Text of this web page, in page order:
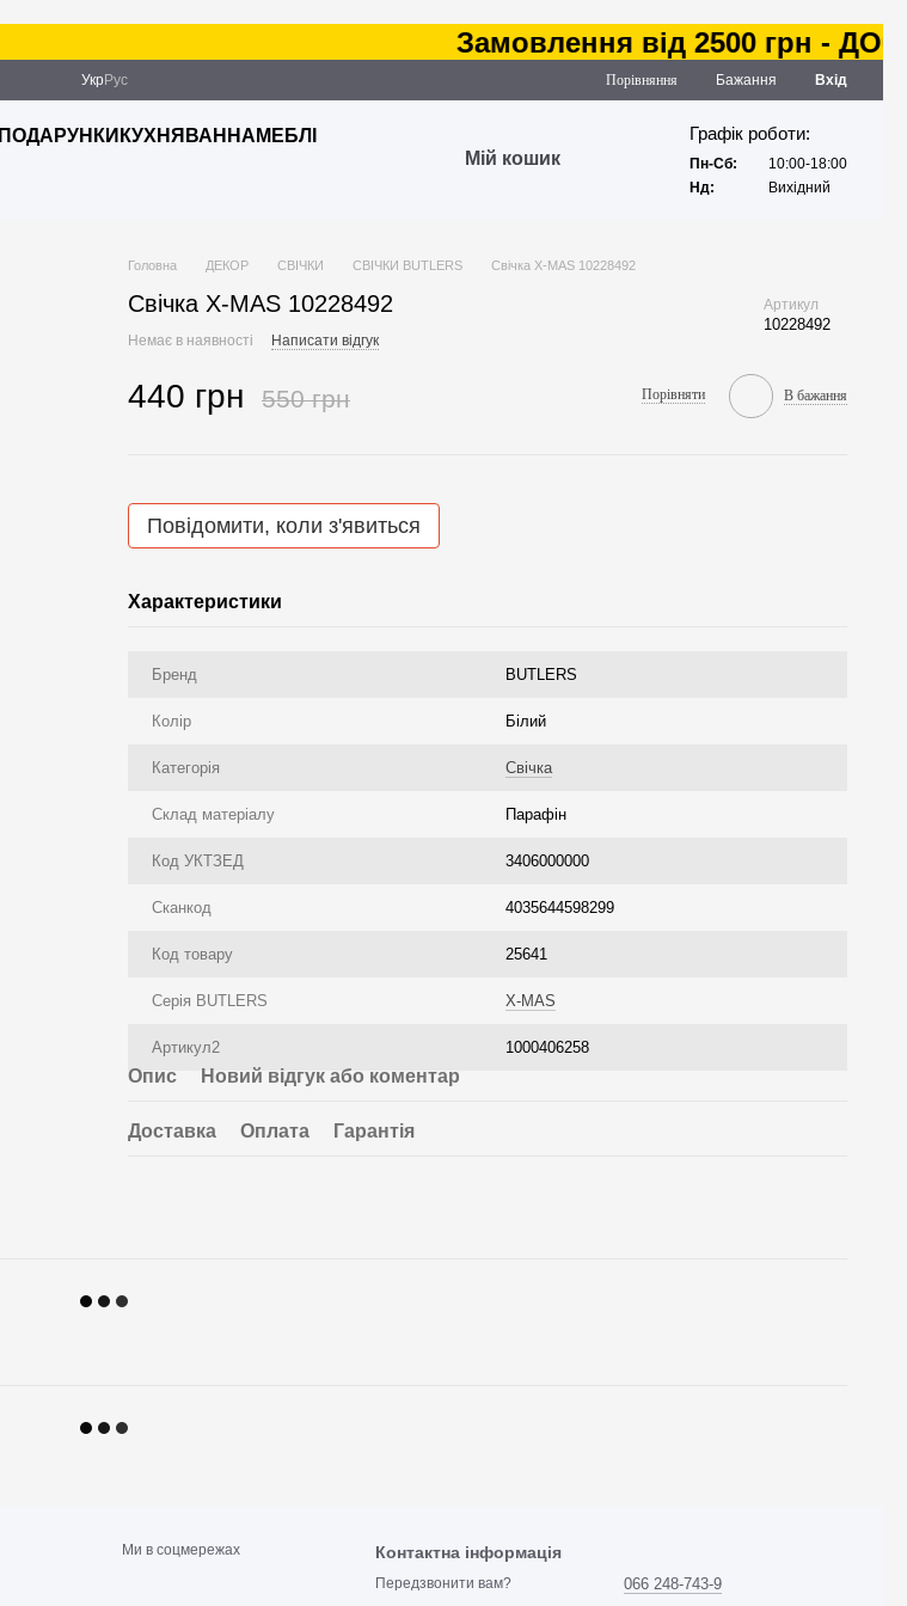
Замовлення від 2500 грн -
Укр Рус Порівняння Бажання Вхід
ПОДАРУНКИ КУХНЯ ВАННА МЕБЛІ
Мій кошик
Графік роботи:
Пн-Сб:
10:00-18:00
Нд:
Вихідний
Головна ДЕКОР СВІЧКИ СВІЧКИ BUTLERS Свічка X-MAS 10228492
Свічка X-MAS 10228492 Артикул
10228492
Немає в наявності Написати відгук
440 грн 550 грн Порівняти В бажання
Повідомити, коли з'явиться
Характеристики
Бренд BUTLERS
Колір Білий
Категорія Свічка
Склад матеріалу Парафін
Код УКТЗЕД 3406000000
Сканкод 4035644598299
Код товару 25641
Серія BUTLERS X-MAS
Артикул2 1000406258
Опис Новий відгук або коментар
Доставка Оплата Гарантія
Ми в соцмережах Контактна інформація
Передзвонити вам? 066 248-743-9